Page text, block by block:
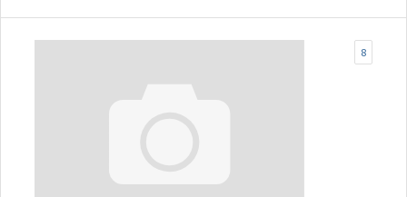
8